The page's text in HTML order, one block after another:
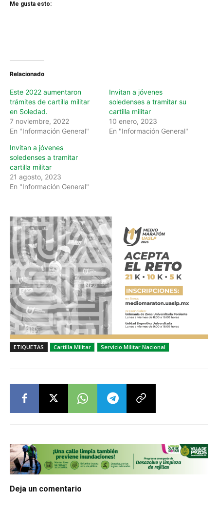
Me gusta esto:
Relacionado
Este 2022 aumentaron
trámites de cartilla militar
en Soledad.
7 noviembre, 2022
En "Información General"
Invitan a jóvenes
soledenses a tramitar su
cartilla militar
10 enero, 2023
En "Información General"
Invitan a jóvenes
soledenses a tramitar
cartilla militar
21 agosto, 2023
En "Información General"
ETIQUETAS Cartilla Militar Servicio Militar Nacional
Deja un comentario